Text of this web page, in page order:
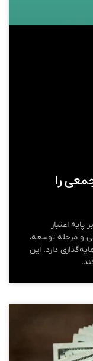
را
اعتبار
و مرحله توسعه،
دارد. این